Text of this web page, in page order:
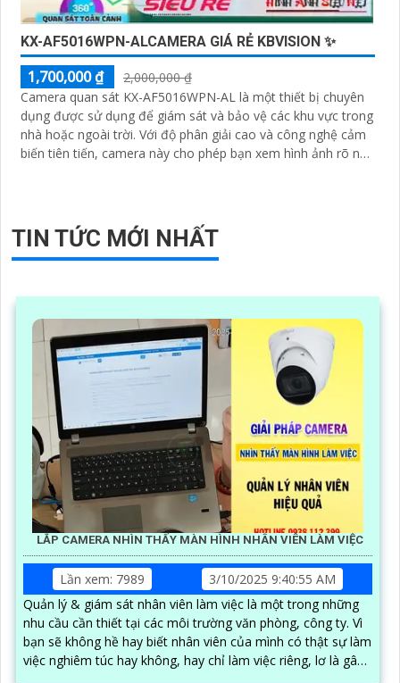
KX-AF5016WPN-ALCAMERA GIÁ RẺ KBVISION ✨
1,700,000 ₫
2,000,000 ₫
Camera quan sát KX-AF5016WPN-AL là một thiết bị chuyên
dụng được sử dụng để giám sát và bảo vệ các khu vực trong
nhà hoặc ngoài trời. Với độ phân giải cao và công nghệ cảm
biến tiên tiến, camera này cho phép bạn xem hình ảnh rõ nét
TIN TỨC MỚI NHẤT
LẮP CAMERA NHÌN THẤY MÀN HÌNH NHÂN VIÊN LÀM VIỆC
Lần xem: 7989
3/10/2025 9:40:55 AM
Quản lý & giám sát nhân viên làm việc là một trong những
nhu cầu cần thiết tại các môi trường văn phòng, công ty. Vì
bạn sẽ không hề hay biết nhân viên của mình có thật sự làm
việc nghiêm túc hay không, hay chỉ làm việc riêng, lơ là gây
nên hiệu suất công việc kém